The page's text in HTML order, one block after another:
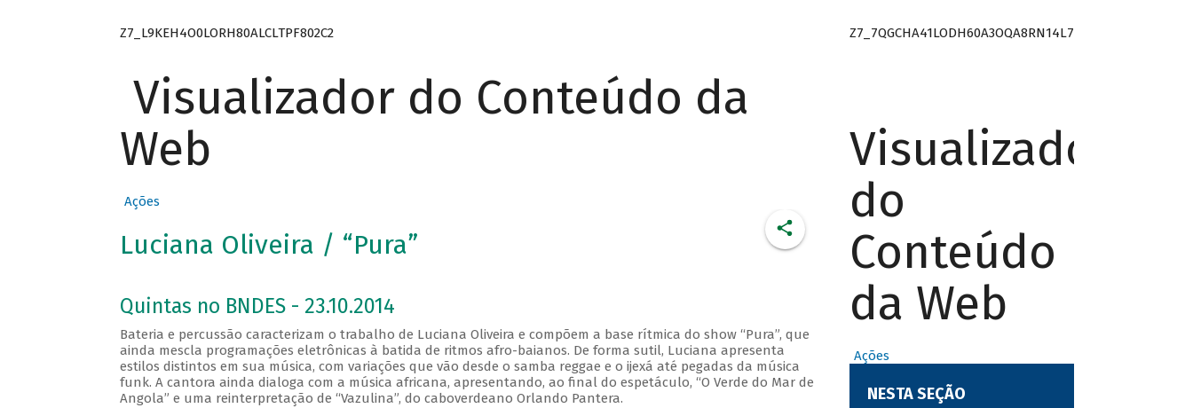
Z7_L9KEH4O0LORH80ALCLTPF802C2
Visualizador do Conteúdo da
Web
Ações
Luciana Oliveira / “Pura”
Quintas no BNDES - 23.10.2014
Bateria e percussão caracterizam o trabalho de Luciana Oliveira e compõem a base rítmica do show “Pura”, que
ainda mescla programações eletrônicas à batida de ritmos afro-baianos. De forma sutil, Luciana apresenta
estilos distintos em sua música, com variações que vão desde o samba reggae e o ijexá até pegadas da música
funk. A cantora ainda dialoga com a música africana, apresentando, ao final do espetáculo, “O Verde do Mar de
Angola” e uma reinterpretação de “Vazulina”, do caboverdeano Orlando Pantera.
Z7_7QGCHA41LODH60A3OQA8RN14L7
Visualizador
do
Conteúdo
da Web
Ações
NESTA SEÇÃO